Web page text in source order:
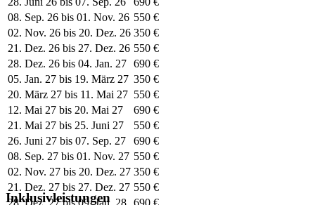
08. Sep. 26 bis 01. Nov. 26 550 €
02. Nov. 26 bis 20. Dez. 26 350 €
21. Dez. 26 bis 27. Dez. 26 550 €
28. Dez. 26 bis 04. Jan. 27 690 €
05. Jan. 27 bis 19. März 27 350 €
20. März 27 bis 11. Mai 27 550 €
12. Mai 27 bis 20. Mai 27
690 €
21. Mai 27 bis 25. Juni 27
550 €
26. Juni 27 bis 07. Sep. 27
690 €
08. Sep. 27 bis 01. Nov. 27 550 €
02. Nov. 27 bis 20. Dez. 27 350 €
21. Dez. 27 bis 27. Dez. 27 550 €
28. Dez. 27 bis 09. Jan. 28 690 €
Inklusivleistungen